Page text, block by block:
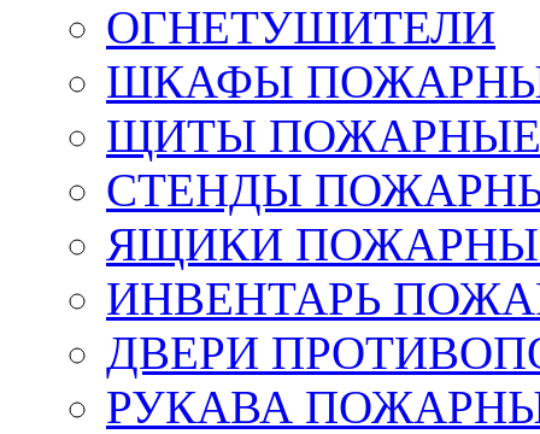
ОГНЕТУШИТЕЛИ
ШКАФЫ
ЩИТЫ ПОЖАРНЫЕ
СТЕНДЫ
ЯЩИКИ ПОЖАРНЫЕ
ИНВЕНТАРЬ
ДВЕРИ
РУКАВА